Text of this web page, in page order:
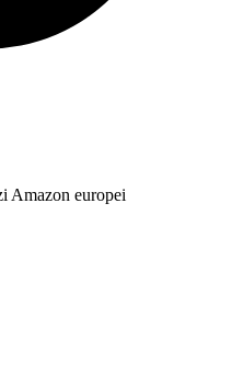
Amazon europei